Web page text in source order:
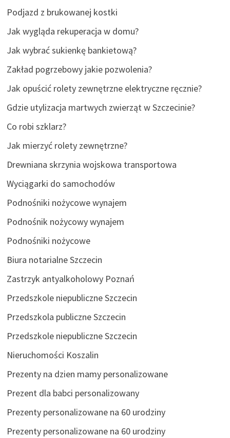
Podjazd z brukowanej kostki
Jak wygląda rekuperacja w domu?
Jak wybrać sukienkę bankietową?
Zakład pogrzebowy jakie pozwolenia?
Jak opuścić rolety zewnętrzne elektryczne ręcznie?
Gdzie utylizacja martwych zwierząt w Szczecinie?
Co robi szklarz?
Jak mierzyć rolety zewnętrzne?
Drewniana skrzynia wojskowa transportowa
Wyciągarki do samochodów
Podnośniki nożycowe wynajem
Podnośnik nożycowy wynajem
Podnośniki nożycowe
Biura notarialne Szczecin
Zastrzyk antyalkoholowy Poznań
Przedszkole niepubliczne Szczecin
Przedszkola publiczne Szczecin
Przedszkole niepubliczne Szczecin
Nieruchomości Koszalin
Prezenty na dzien mamy personalizowane
Prezent dla babci personalizowany
Prezenty personalizowane na 60 urodziny
Prezenty personalizowane na 60 urodziny